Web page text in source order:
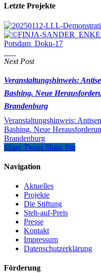
Letzte Projekte
Next Post
Veranstaltungshinweis:
Bashing. Neue
Brandenburg
Veranstaltungshinweis:
Bashing. Neue
Brandenburg
Share Tweet Share Pin
Navigation
Aktuelles
Projekte
Die Stiftung
Steh-auf-Preis
Presse
Kontakt
Impressum
Datenschutzerklärung
Förderung